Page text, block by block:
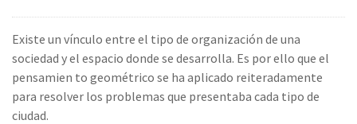
Existe un vínculo entre el tipo de organización de una
sociedad y el espacio donde se desarrolla. Es por ello que el
pensamien to geométrico se ha aplicado reiteradamente
para resolver los problemas que presentaba cada tipo de
ciudad.